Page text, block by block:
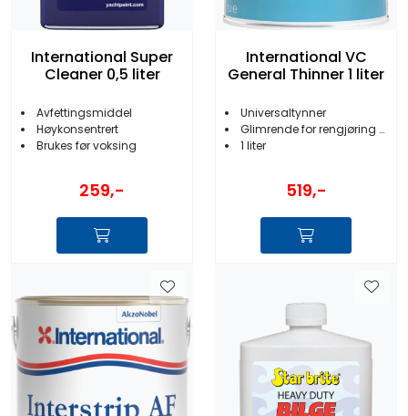
International Super
Cleaner 0,5 liter
Avfettingsmiddel
Høykonsentrert
Brukes før voksing
259,-
International VC
General Thinner 1 liter
Universaltynner
Glimrende for rengjøring av utstyret etter bruk
1 liter
519,-